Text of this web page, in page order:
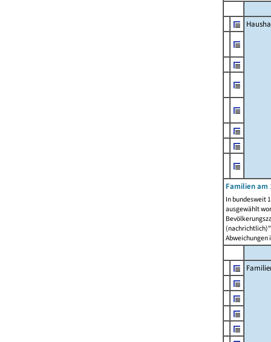
Familien am
In bundesweit
ausgewählt
Abweichungen